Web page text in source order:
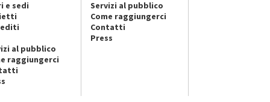
e sedi
al pubblico
raggiungerci
Servizi al pubblico
Come raggiungerci
Contatti
Press